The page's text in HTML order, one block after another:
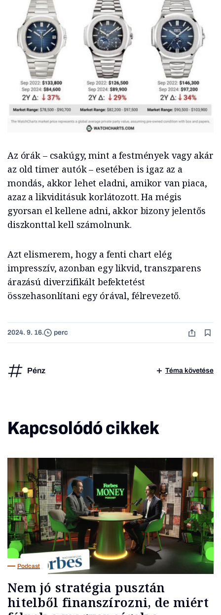
Az órák – csakúgy, mint a festmények vagy akár
az old timer autók – esetében is igaz az a
mondás, akkor lehet eladni, amikor van piaca,
azaz a likviditásuk korlátozott. Ha mégis
gyorsan el kellene adni, akkor bizony jelentős
diszkonttal kell számolnunk.
Azt elismerem, hogy a fenti chart elég
impresszív, azonban egy likvid, transzparens
árazású diverzifikált befektetést
összehasonlítani egy órával, félrevezető.
2024. 9. 16. perc
Pénz Téma követése
Kapcsolódó cikkek
Podcast
Nem jó stratégia pusztán
hitelből finanszírozni, de miért